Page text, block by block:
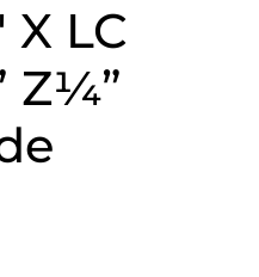
LC
Z¼”